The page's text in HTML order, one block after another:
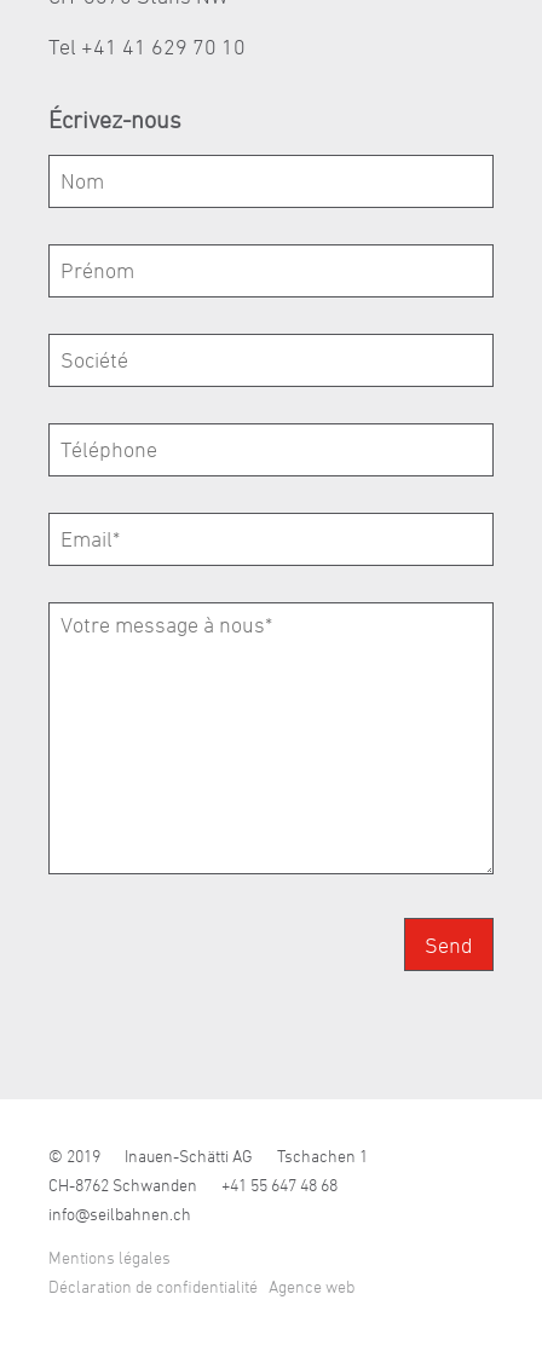
Tel +41 41 629 70 10
Écrivez-nous
Send
© 2019 Inauen-Schätti AG
Tschachen 1
CH-8762 Schwanden
+41 55 647 48 68
nf
s lb hn n ch
Mentions légales
Déclaration de confidentialité
Agence web